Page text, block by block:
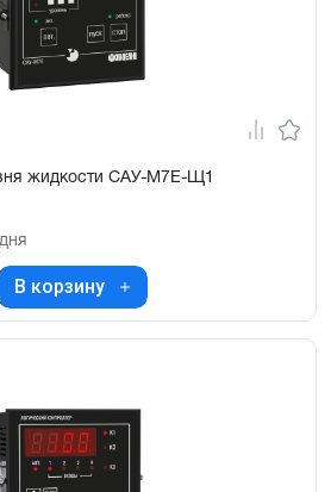
жидкости САУ-М7Е-Щ1
В корзину